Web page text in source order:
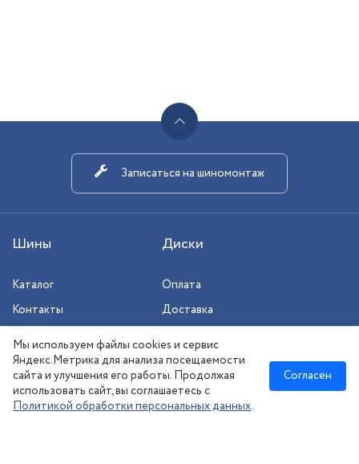
Шины Диски
Каталог
Контакты
Оплата
Доставка
Сезонное хранение
Записаться на шиномонтаж
Новосибирск:
Мы используем файлы cookies и сервис
Яндекс.Метрика для анализа посещаемости
сайта и улучшения его работы. Продолжая
использовать сайт, вы соглашаетесь с
Политикой обработки персональных данных.
Согласен